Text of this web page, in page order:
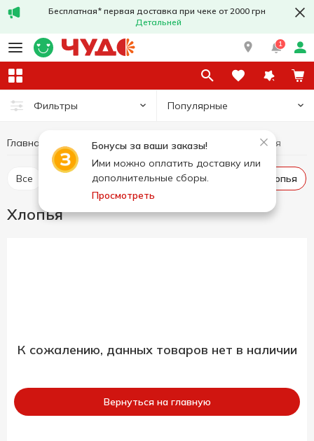
Бесплатная* первая доставка при чеке от 2000 грн
Детальней
1
Фильтры Популярные
Бонусы за ваши заказы!
Ими можно оплатить доставку или
дополнительные сборы.
Просмотреть
Главная Бакалея Хлопья
Все Сухие завтраки Мюсли Хлопья
Хлопья
К сожалению, данных товаров нет в наличии
Вернуться на главную